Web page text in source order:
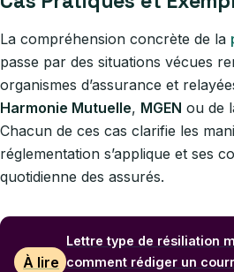
La compréhension concrète de la
passe par des situations vécues
organismes d’assurance et
Harmonie Mutuelle, MGEN ou de
Chacun de ces cas clarifie les
réglementation s’applique et ses
quotidienne des assurés.
À lire
Lettre type de résiliation
comment rédiger un